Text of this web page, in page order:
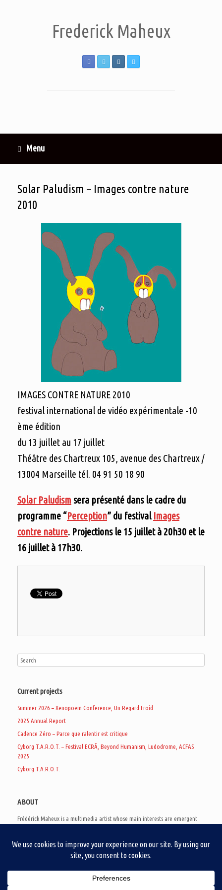
Frederick Maheux
Menu
Solar Paludism – Images contre nature
2010
IMAGES CONTRE NATURE 2010
festival international de vidéo expérimentale -10
ème édition
du 13 juillet au 17 juillet
Théâtre des Chartreux 105, avenue des Chartreux /
13004 Marseille tél. 04 91 50 18 90
Solar Paludism sera présenté dans le cadre du
programme “Perception” du festival Images
contre nature. Projections le 15 juillet à 20h30 et le
16 juillet à 17h30.
Current projects
Summer 2026 – Xenopoem Conference, Un Regard Froid
2025 Annual Report
Cadence Zéro – Parce que ralentir est critique
Cyborg T.A.R.O.T. – Festival ECRÃ, Beyond Humanism, Ludodrome, ACFAS
2025
Cyborg T.A.R.O.T.
ABOUT
Frédérick Maheux is a multimedia artist whose main interests are emergent
creates noisy video games, produces industrial music under Un Regard Froid,
and practices the art of analogic collages. He is currently a doctoral student
creation as a research methodology to study noise.